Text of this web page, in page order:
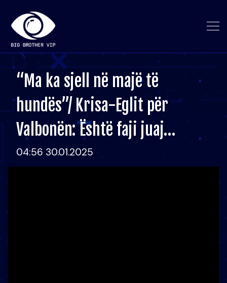
“Ma ka sjell në majë të
hundës”/ Krisa-Eglit për
Valbonën: Është faji juaj…
04:56 30.01.2025